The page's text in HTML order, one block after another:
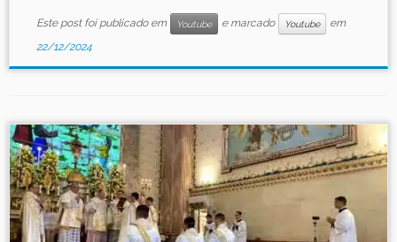
Este post foi publicado em Youtube e marcado Youtube
em
22/12/2024